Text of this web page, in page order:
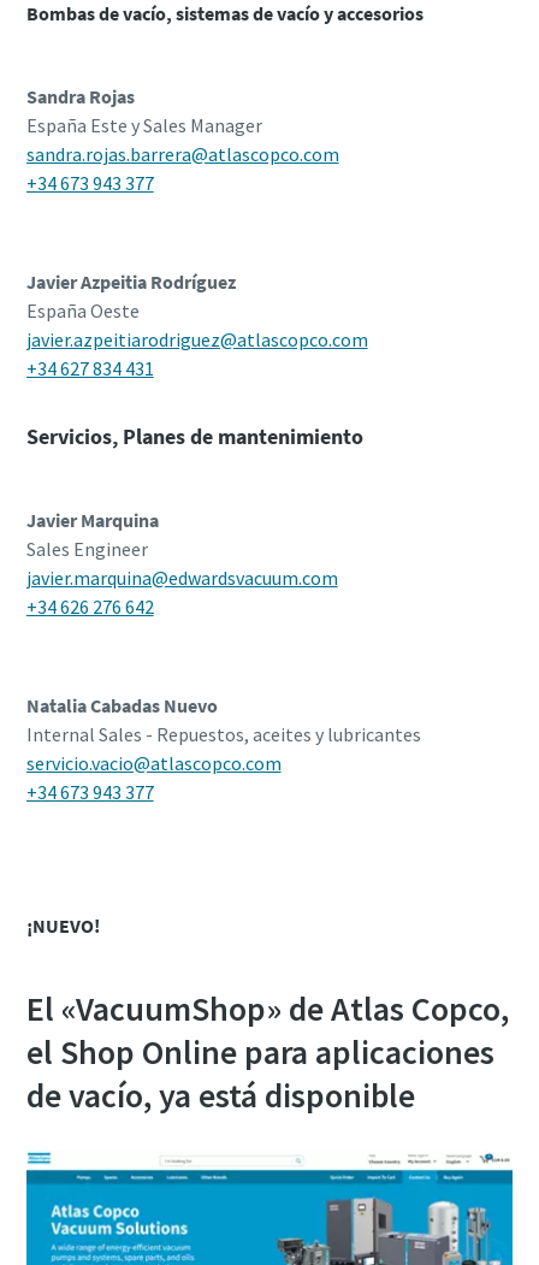
Bombas de vacío, sistemas de vacío y accesorios
Sandra Rojas
España Este y Sales Manager
sandra.rojas.barrera@atlascopco.com
+34 673 943 377
Javier Azpeitia Rodríguez
España Oeste
javier.azpeitiarodriguez@atlascopco.com
+34 627 834 431
Servicios, Planes de mantenimiento
Javier Marquina
Sales Engineer
javier.marquina@edwardsvacuum.com
+34 626 276 642
Natalia Cabadas Nuevo
Internal Sales - Repuestos, aceites y lubricantes
servicio.vacio@atlascopco.com
+34 673 943 377
¡NUEVO!
El «VacuumShop» de Atlas Copco,
el Shop Online para aplicaciones
de vacío, ya está disponible